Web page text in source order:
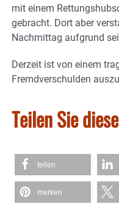
mit einem
gebracht. Dort aber
Nachmittag aufgrund
Derzeit ist von einem
Fremdverschulden
Teilen Sie
teilen
merken